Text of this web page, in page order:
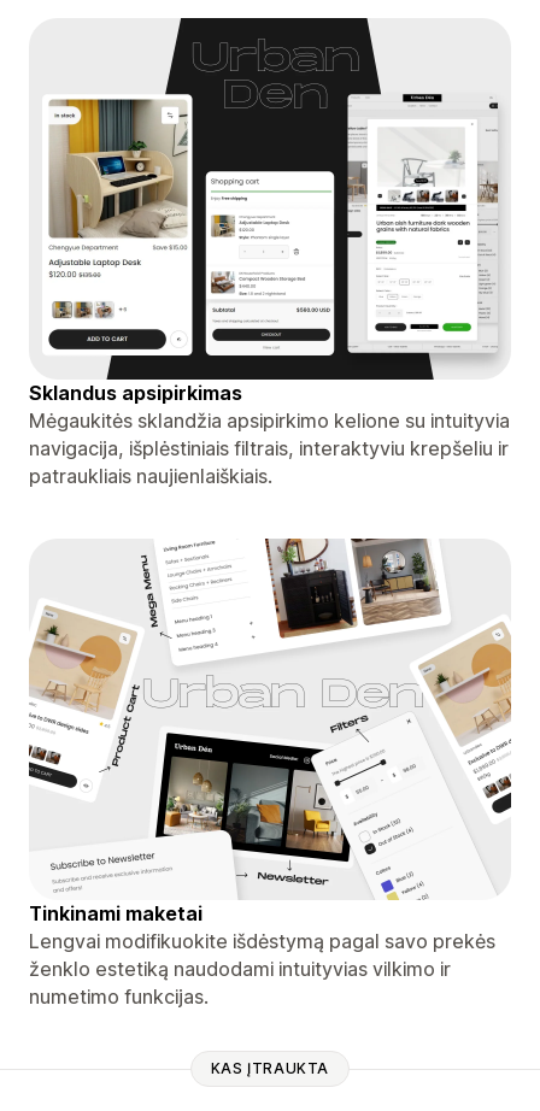
Sklandus apsipirkimas
Mėgaukitės sklandžia apsipirkimo kelione su intuityvia
navigacija, išplėstiniais filtrais, interaktyviu krepšeliu ir
patraukliais naujienlaiškiais.
Tinkinami maketai
Lengvai modifikuokite išdėstymą pagal savo prekės
ženklo estetiką naudodami intuityvias vilkimo ir
numetimo funkcijas.
KAS ĮTRAUKTA